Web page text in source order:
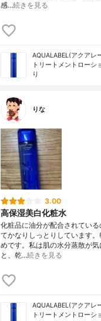
感…続きを見る
AQUALABEL(アクアレ
トリートメントローシ
り
りな
3.00
高保湿美白化粧水
化粧品に油分が配合されてい
てかなりしっとりしています
めです。私は肌の水分蒸散が
と、乾…続きを見る
AQUALABEL(アクアレ
トリートメントローシ